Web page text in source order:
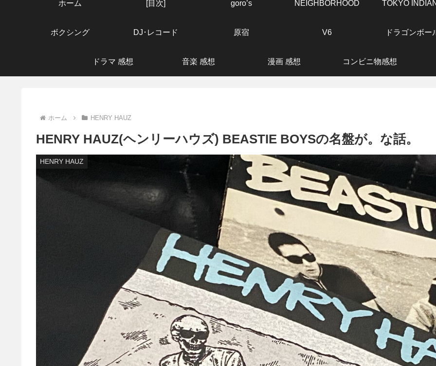
ホーム [目次] goro’s NEIGHBORHOOD TOKYO
ボクシング DJ･レコード 原宿 V6 ドラゴンボー
ドラマ 感想 音楽 感想 漫画 感想 コンビニ物感想
ホーム HENRY HAUZ
HENRY HAUZ(ヘンリーハウズ) BEASTIE BOYSの名盤が。な話。
HENRY HAUZ